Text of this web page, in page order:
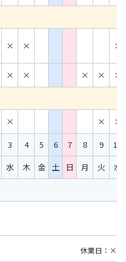
× × ×
× × × ×
×
× × ×
3 4 5 6 7 8 9
10
水 木 金 土 日 月 火 水
休業日：×